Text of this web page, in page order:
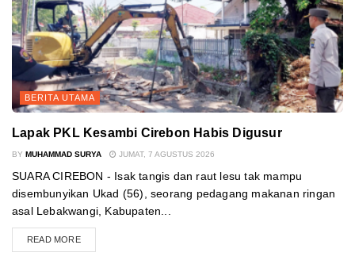
BERITA UTAMA
Lapak PKL Kesambi Cirebon Habis Digusur
BY MUHAMMAD SURYA JUMAT, 7 AGUSTUS 2026
SUARA CIREBON - Isak tangis dan raut lesu tak mampu
disembunyikan Ukad (56), seorang pedagang makanan ringan
asal Lebakwangi, Kabupaten...
READ MORE